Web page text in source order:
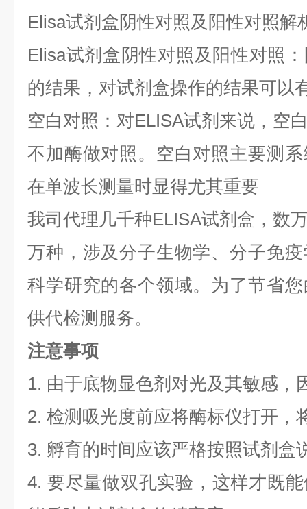
Elisa试剂盒阴性对照及阳性对照解
Elisa试剂盒阴性对照及阳性对照
的结果，对试剂盒操作的结果可以
空白对照：对ELISA试剂来说，空
不加酶做对照。空白对照主要测
在单波长测量时显得尤其重要
我司代理几千种ELISA试剂盒，数
万种，涉及分子生物学、分子免
科学研究的各个领域。为了节省
供代检测服务。
注意事项
1. 由于底物显色剂对光及其敏感，
2. 检测吸光度前应将酶标仪打开，
3. 孵育的时间应该严格按照试剂盒
4. 要尽量做双孔实验，这样才既